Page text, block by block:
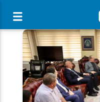
[There are no radio